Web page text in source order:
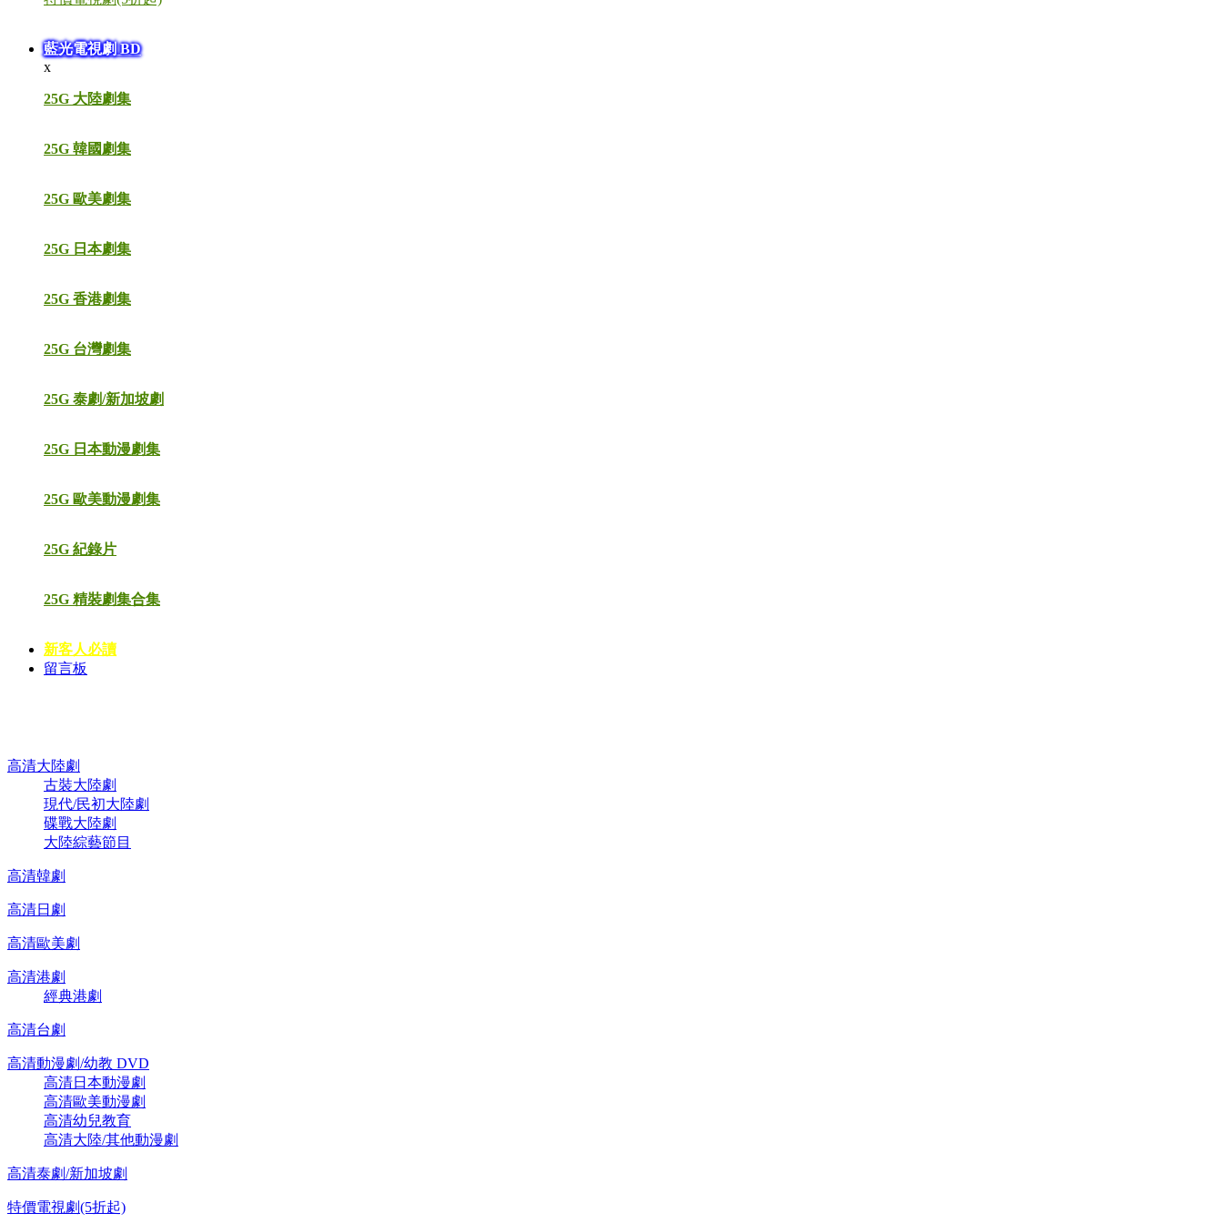
藍光電視劇 BD
x
25G 大陸劇集
25G 韓國劇集
25G 歐美劇集
25G 日本劇集
25G 香港劇集
25G 台灣劇集
25G 泰劇/新加坡劇
25G 日本動漫劇集
25G 歐美動漫劇集
25G 紀錄片
25G 精裝劇集合集
新客人必讀
留言板
高清大陸劇
古裝大陸劇
現代/民初大陸劇
碟戰大陸劇
大陸綜藝節目
高清韓劇
高清日劇
高清歐美劇
高清港劇
經典港劇
高清台劇
高清動漫劇/幼教 DVD
高清日本動漫劇
高清歐美動漫劇
高清幼兒教育
高清大陸/其他動漫劇
高清泰劇/新加坡劇
特價電視劇(5折起)